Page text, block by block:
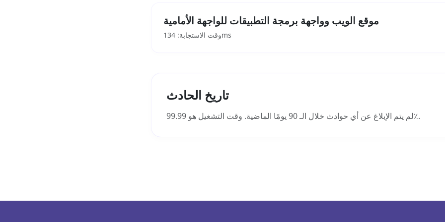
موقع الويب وواجهة برمجة التطبيقات للواجهة الأمامية
وقت الاستجابة: 134ms
تاريخ الحادث
لم يتم الإبلاغ عن أي حوادث خلال الـ 90 يومًا الماضية. وقت التشغيل هو 99.99٪.